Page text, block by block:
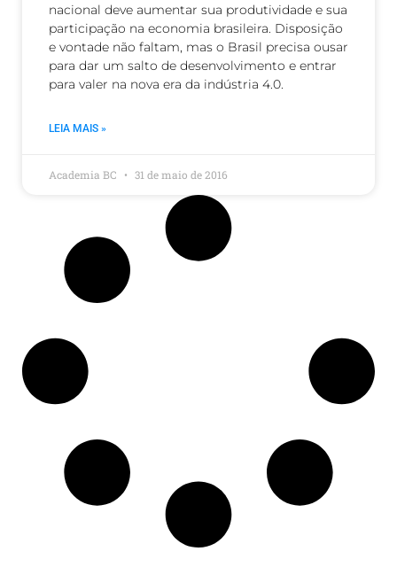
nacional deve aumentar sua produtividade e sua
participação na economia brasileira. Disposição
e vontade não faltam, mas o Brasil precisa ousar
para dar um salto de desenvolvimento e entrar
para valer na nova era da indústria 4.0.
LEIA MAIS »
Academia BC 31 de maio de 2016